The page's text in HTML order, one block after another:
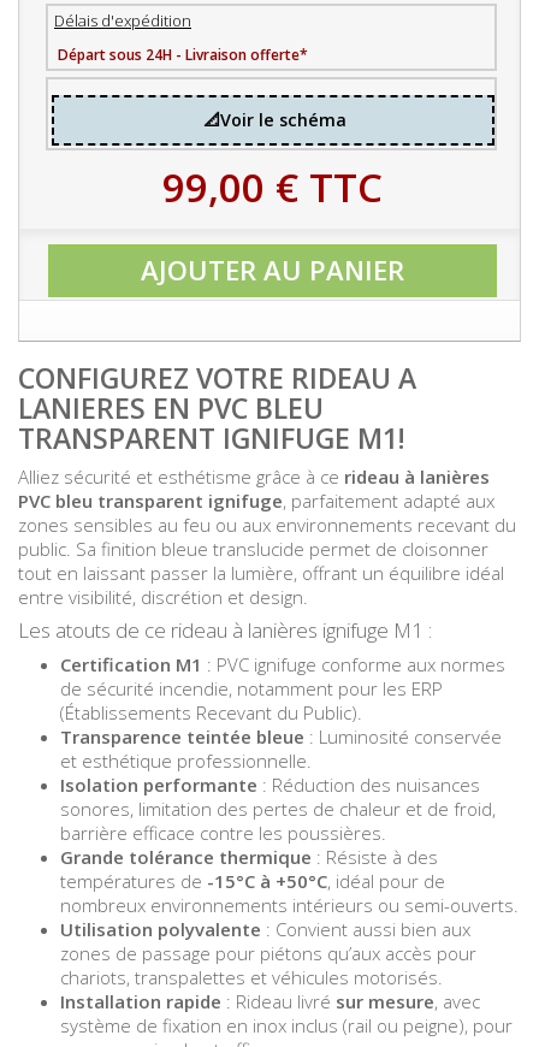
CONFIGUREZ VOTRE RIDEAU A
LANIERES EN PVC BLEU
TRANSPARENT IGNIFUGE M1!
Alliez sécurité et esthétisme grâce à ce rideau à lanières
PVC bleu transparent ignifuge, parfaitement adapté aux
zones sensibles au feu ou aux environnements recevant du
public. Sa finition bleue translucide permet de cloisonner
tout en laissant passer la lumière, offrant un équilibre idéal
entre visibilité, discrétion et design.
Les atouts de ce rideau à lanières ignifuge M1 :
Certification M1 : PVC ignifuge conforme aux normes
de sécurité incendie, notamment pour les ERP
(Établissements Recevant du Public).
Transparence teintée bleue : Luminosité conservée
et esthétique professionnelle.
Isolation performante : Réduction des nuisances
sonores, limitation des pertes de chaleur et de froid,
barrière efficace contre les poussières.
Grande tolérance thermique : Résiste à des
températures de -15°C à +50°C, idéal pour de
nombreux environnements intérieurs ou semi-ouverts.
Utilisation polyvalente : Convient aussi bien aux
zones de passage pour piétons qu’aux accès pour
chariots, transpalettes et véhicules motorisés.
Installation rapide : Rideau livré sur mesure, avec
système de fixation en inox inclus (rail ou peigne), pour
Délais d'expédition
Départ sous 24H - Livraison offerte*
📐Voir le schéma
99,00 € TTC
AJOUTER AU PANIER